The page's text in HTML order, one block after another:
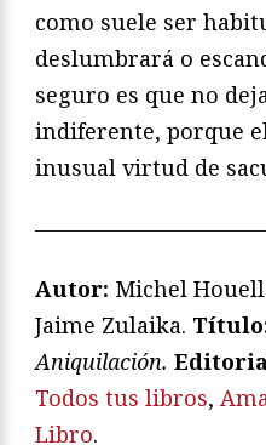
como suele ser
deslumbrará o
seguro es que no
indiferente, porque
inusual virtud de
Autor: Michel
Jaime Zulaika.
Aniquilación.
Todos tus libros,
Libro.